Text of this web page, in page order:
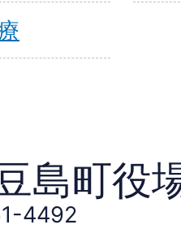
島町役
4492